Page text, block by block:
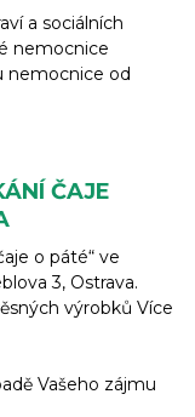
a sociálních
nemocnice
nemocnice od
ČAJE
o páté“ ve
3, Ostrava.
výrobků Více
Vašeho zájmu